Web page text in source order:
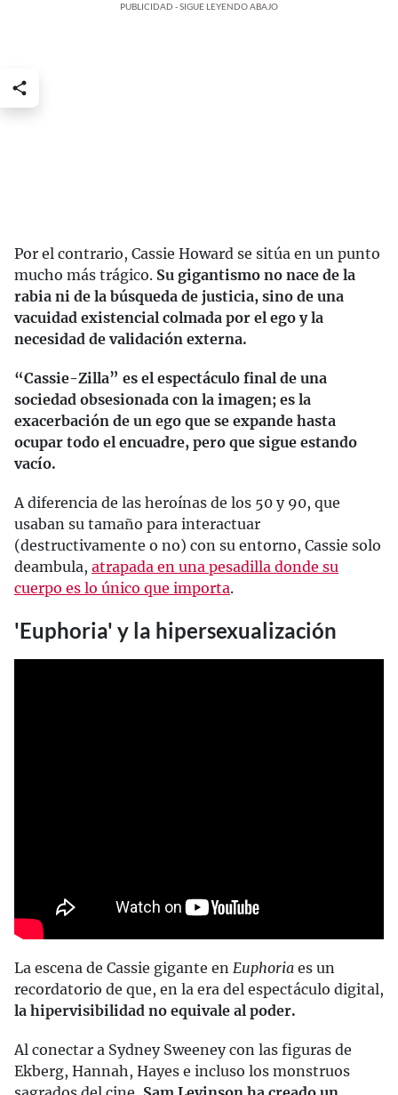
PUBLICIDAD - SIGUE LEYENDO ABAJO
Por el contrario, Cassie Howard se sitúa en un punto
mucho más trágico. Su gigantismo no nace de la
rabia ni de la búsqueda de justicia, sino de una
vacuidad existencial colmada por el ego y la
necesidad de validación externa.
“Cassie-Zilla” es el espectáculo final de una
sociedad obsesionada con la imagen; es la
exacerbación de un ego que se expande hasta
ocupar todo el encuadre, pero que sigue estando
vacío.
A diferencia de las heroínas de los 50 y 90, que
usaban su tamaño para interactuar
(destructivamente o no) con su entorno, Cassie solo
deambula, atrapada en una pesadilla donde su
cuerpo es lo único que importa.
'Euphoria' y la hipersexualización
La escena de Cassie gigante en Euphoria es un
recordatorio de que, en la era del espectáculo digital,
la hipervisibilidad no equivale al poder.
Al conectar a Sydney Sweeney con las figuras de
Ekberg, Hannah, Hayes e incluso los monstruos